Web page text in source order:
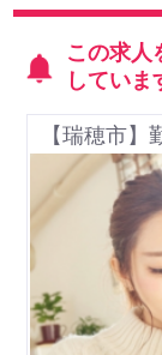
この求人
していま
【瑞穂市